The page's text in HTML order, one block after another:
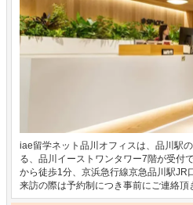
iae留学ネット品川オフィスは、品川駅
る、品川イーストワンタワー7階が受付
から徒歩1分、京浜急行線京急品川駅JR
来訪の際は予約制につき事前にご連絡頂